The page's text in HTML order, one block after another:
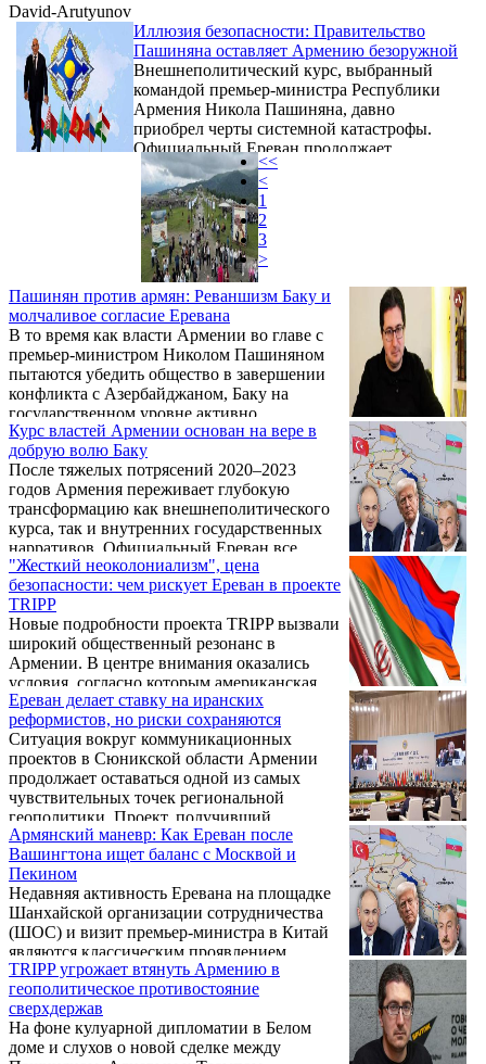
David-Arutyunov
Иллюзия безопасности: Правительство
Пашиняна оставляет Армению безоружной
Внешнеполитический курс, выбранный
командой премьер-министра Республики
Армения Никола Пашиняна, давно
приобрел черты системной катастрофы.
Официальный Ереван продолжает
разрушать традиционные союзнические
связи, оправдывая это громкими лозунгами
о демократизации и поиске новых
партнеров. Однако за фасадом так
называемой «новой главы» скрывается
пугающая реальность: страна остается один
на один с многократно превосходящим по
силе противником, в то время как
действующая власть увлечена
дипломатическими ...
Пашинян против армян: Реваншизм Баку и
молчаливое согласие Еревана
В то время как власти Армении во главе с
премьер-министром Николом Пашиняном
пытаются убедить общество в завершении
конфликта с Азербайджаном, Баку на
государственном уровне активно
продвигает реваншистскую повестку,
направленную непосредственно против
суверенитета и территориальной
целостности Республики Армения.
Центральным элементом этой политики
стал проект так называемого «Западного
Азербайджана», подразумевающий
территориальные претензии на всю
Армению и организацию «возвращения»
азербайджанцев ...
Курс властей Армении основан на вере в
добрую волю Баку
После тяжелых потрясений 2020–2023
годов Армения переживает глубокую
трансформацию как внешнеполитического
курса, так и внутренних государственных
нарративов. Официальный Ереван все
больше отходит от традиционных
национальных концепций в пользу новой,
зачастую болезненной для общества
«мирной повестки». Где проходит тонкая
грань между вынужденным
дипломатическим прагматизмом и
фактическим переходом на политические
тезисы Баку и Анкары? К чему приведет
отсутствие у армянских властей четких
«красных ...
"Жесткий неоколониализм", цена
безопасности: чем рискует Ереван в проекте
TRIPP
Новые подробности проекта TRIPP вызвали
широкий общественный резонанс в
Армении. В центре внимания оказались
условия, согласно которым американская
сторона получает 74% акций и права на
застройку стратегической инфраструктуры
сроком на 99 лет. Что стоит за этими
цифрами — дополнительный «щит» для
Сюника или фактическая уступка
экономического суверенитета? В интервью
изданию VERELQ эксперт Давид
Арутюнов анализирует изнанку этой
сделки. Он характеризует действия
администрации Трампа как «жесткий
неоколониализм», ...
Ереван делает ставку на иранских
реформистов, но риски сохраняются
Ситуация вокруг коммуникационных
проектов в Сюникской области Армении
продолжает оставаться одной из самых
чувствительных точек региональной
геополитики. Проект, получивший
условное название «Маршрут Трампа» (или
TRIPP), изначально задуманный как
западная инициатива по развитию
инфраструктуры, стал лакмусовой
бумажкой для выявления скрытых
противоречий не только между
глобальными игроками, но и внутри элит
соседних стран.
Армянский маневр: Как Ереван после
Вашингтона ищет баланс с Москвой и
Пекином
Недавняя активность Еревана на площадке
Шанхайской организации сотрудничества
(ШОС) и визит премьер-министра в Китай
являются классическим проявлением
многовекторной внешней политики
Армении, направленной на
маневрирование и поддержание равновесия
в отношениях с ключевыми мировыми
игроками. Так считает армянский
TRIPP угрожает втянуть Армению в
геополитическое противостояние
сверхдержав
На фоне кулуарной дипломатии в Белом
доме и слухов о новой сделке между
<<
<
1
2
3
>